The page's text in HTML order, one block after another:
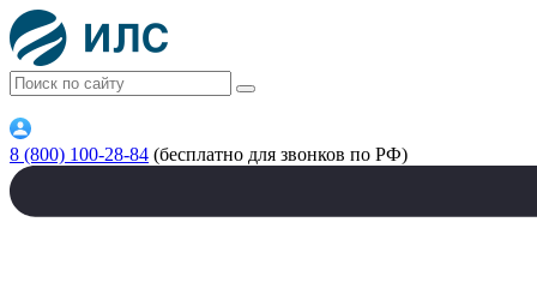
8 (800) 100-28-84 (бесплатно для звонков по РФ)